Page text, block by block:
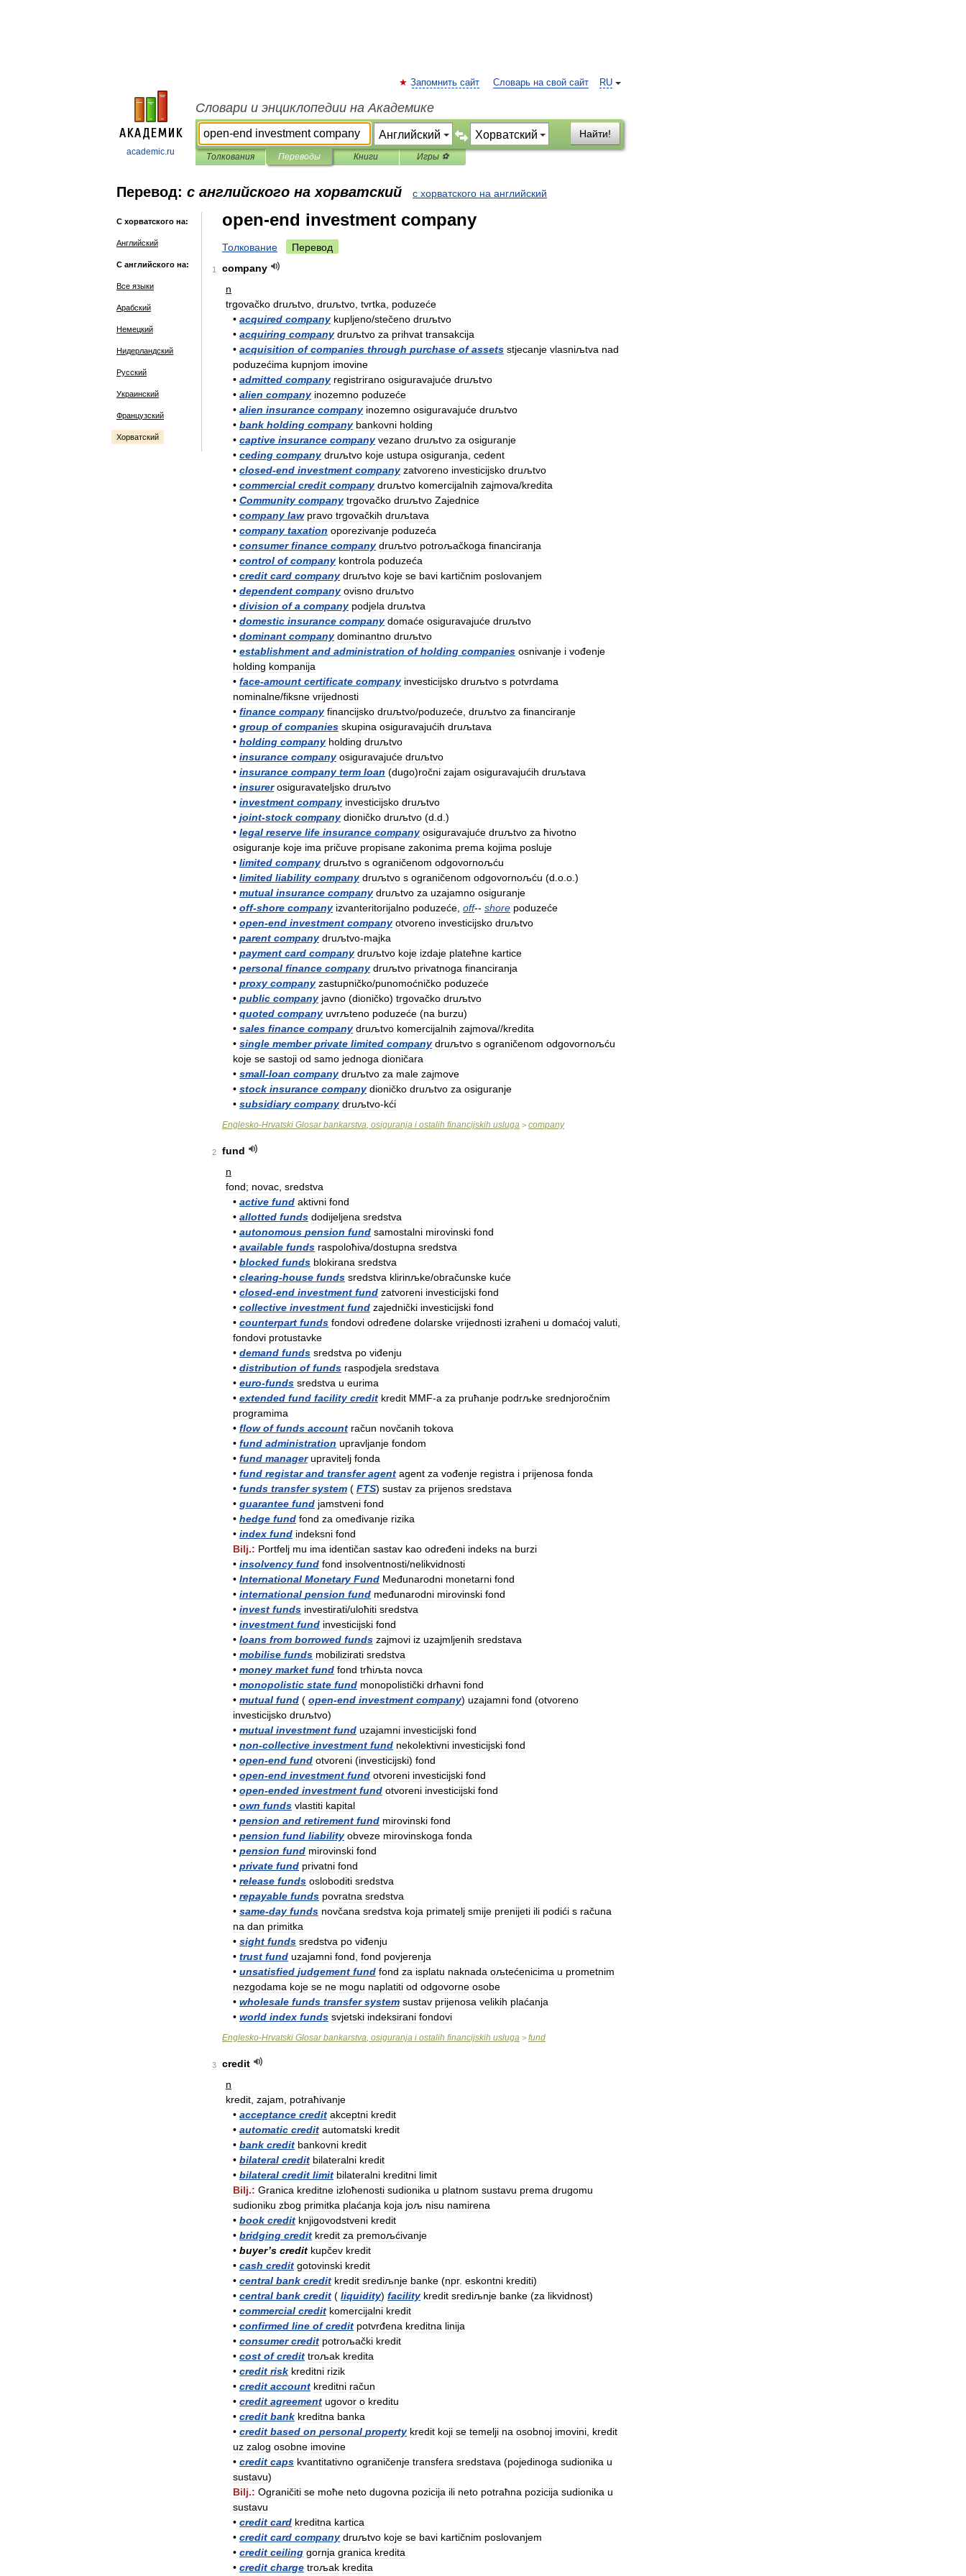
academic.ru
RU
Запомнить сайт Словарь на свой сайт
Словари и энциклопедии на Академике
Найти!
Толкования Переводы Книги Игры ⚽
Перевод: с английского на хорватский с хорватского на английский
С хорватского на:
Английский
С английского на:
Все языки
Арабский
Немецкий
Нидерландский
Русский
Украинский
Французский
Хорватский
open-end investment company
Толкование Перевод
1
company
n
trgovačko druљtvo druљtvo tvrtka
poduzeće
• acquired company kupljeno/stečeno druљtvo
• acquiring company druљtvo za prihvat transakcija
• acquisition of companies through purchase of assets stjecanje vlasniљtva nad
poduzećima kupnjom imovine
• admitted company registrirano osiguravajuće druљtvo
• alien company inozemno poduzeće
• alien insurance company inozemno osiguravajuće druљtvo
• bank holding company bankovni holding
• captive insurance company vezano druљtvo za osiguranje
• ceding company druљtvo koje ustupa osiguranja cedent
• closed-end investment company zatvoreno investicijsko druљtvo
• commercial credit company druљtvo komercijalnih zajmova/kredita
• Community company trgovačko druљtvo Zajednice
• company law pravo trgovačkih druљtava
• company taxation oporezivanje poduzeća
• consumer finance company druљtvo potroљačkoga financiranja
• control of company kontrola poduzeća
• credit card company druљtvo koje se bavi kartičnim poslovanjem
• dependent company ovisno druљtvo
• division of a company podjela druљtva
• domestic insurance company domaće osiguravajuće druљtvo
• dominant company dominantno druљtvo
• establishment and administration of holding companies osnivanje i vođenje
holding kompanija
• face-amount certificate company investicijsko druљtvo s potvrdama
nominalne/fiksne vrijednosti
• finance company financijsko druљtvo/poduzeće druљtvo za financiranje
• group of companies skupina osiguravajućih druљtava
• holding company holding druљtvo
• insurance company osiguravajuće druљtvo
• insurance company term loan (dugo)ročni zajam osiguravajućih druљtava
• insurer osiguravateljsko druљtvo
• investment company investicijsko druљtvo
• joint-stock company dioničko druљtvo (d d .)
• legal reserve life insurance company osiguravajuće druљtvo za ћivotno
osiguranje koje ima pričuve propisane zakonima prema kojima posluje
• limited company druљtvo s ograničenom odgovornoљću
• limited liability company druљtvo s ograničenom odgovornoљću (d o o .)
• mutual insurance company druљtvo za uzajamno osiguranje
• off-shore company izvanteritorijalno poduzeće off-- shore poduzeće
• open-end investment company otvoreno investicijsko druљtvo
• parent company druљtvo-majka
• payment card company druљtvo koje izdaje plateћne kartice
• personal finance company druљtvo privatnoga financiranja
• proxy company zastupničko/punomoćničko poduzeće
• public company javno (dioničko) trgovačko druљtvo
• quoted company uvrљteno poduzeće (na burzu)
• sales finance company druљtvo komercijalnih zajmova//kredita
• single member private limited company druљtvo s ograničenom odgovornoљću
koje se sastoji od samo jednoga dioničara
• small-loan company druљtvo za male zajmove
• stock insurance company dioničko druљtvo za osiguranje
• subsidiary company druљtvo-kći
Englesko-Hrvatski Glosar bankarstva, osiguranja i ostalih financijskih usluga > company
2
fund
n
fond; novac sredstva
• active fund aktivni fond
• allotted funds dodijeljena sredstva
• autonomous pension fund samostalni mirovinski fond
• available funds raspoloћiva/dostupna sredstva
• blocked funds blokirana sredstva
• clearing-house funds sredstva klirinљke/obračunske kuće
• closed-end investment fund zatvoreni investicijski fond
• collective investment fund zajednički investicijski fond
• counterpart funds fondovi određene dolarske vrijednosti izraћeni u domaćoj valuti
fondovi protustavke
• demand funds sredstva po viđenju
• distribution of funds raspodjela sredstava
• euro-funds sredstva u eurima
• extended fund facility credit kredit MMF-a za pruћanje podrљke srednjoročnim
programima
• flow of funds account račun novčanih tokova
• fund administration upravljanje fondom
• fund manager upravitelj fonda
• fund registar and transfer agent agent za vođenje registra i prijenosa fonda
• funds transfer system ( FTS) sustav za prijenos sredstava
• guarantee fund jamstveni fond
• hedge fund fond za omeđivanje rizika
• index fund indeksni fond
Bilj.: Portfelj mu ima identičan sastav kao određeni indeks na burzi
• insolvency fund fond insolventnosti/nelikvidnosti
• International Monetary Fund Međunarodni monetarni fond
• international pension fund međunarodni mirovinski fond
• invest funds investirati/uloћiti sredstva
• investment fund investicijski fond
• loans from borrowed funds zajmovi iz uzajmljenih sredstava
• mobilise funds mobilizirati sredstva
• money market fund fond trћiљta novca
• monopolistic state fund monopolistički drћavni fond
• mutual fund ( open-end investment company) uzajamni fond (otvoreno
investicijsko druљtvo)
• mutual investment fund uzajamni investicijski fond
• non-collective investment fund nekolektivni investicijski fond
• open-end fund otvoreni (investicijski) fond
• open-end investment fund otvoreni investicijski fond
• open-ended investment fund otvoreni investicijski fond
• own funds vlastiti kapital
• pension and retirement fund mirovinski fond
• pension fund liability obveze mirovinskoga fonda
• pension fund mirovinski fond
• private fund privatni fond
• release funds osloboditi sredstva
• repayable funds povratna sredstva
• same-day funds novčana sredstva koja primatelj smije prenijeti ili podići s računa
na dan primitka
• sight funds sredstva po viđenju
• trust fund uzajamni fond fond povjerenja
• unsatisfied judgement fund fond za isplatu naknada oљtećenicima u prometnim
nezgodama koje se ne mogu naplatiti od odgovorne osobe
• wholesale funds transfer system sustav prijenosa velikih plaćanja
• world index funds svjetski indeksirani fondovi
Englesko-Hrvatski Glosar bankarstva, osiguranja i ostalih financijskih usluga > fund
3
credit
n
kredit zajam
potraћivanje
• acceptance credit akceptni kredit
• automatic credit automatski kredit
• bank credit bankovni kredit
• bilateral credit bilateralni kredit
• bilateral credit limit bilateralni kreditni limit
Bilj.: Granica kreditne izloћenosti sudionika u platnom sustavu prema drugomu
sudioniku zbog primitka plaćanja koja joљ nisu namirena
• book credit knjigovodstveni kredit
• bridging credit kredit za premoљćivanje
• buyer’s credit kupčev kredit
• cash credit gotovinski kredit
• central bank credit kredit srediљnje banke (npr. eskontni krediti)
• central bank credit ( liquidity) facility kredit srediљnje banke (za likvidnost)
• commercial credit komercijalni kredit
• confirmed line of credit potvrđena kreditna linija
• consumer credit potroљački kredit
• cost of credit troљak kredita
• credit risk kreditni rizik
• credit account kreditni račun
• credit agreement ugovor o kreditu
• credit bank kreditna banka
• credit based on personal property kredit koji se temelji na osobnoj imovini kredit
uz zalog osobne imovine
• credit caps kvantitativno ograničenje transfera sredstava (pojedinoga sudionika u
sustavu)
Bilj.: Ograničiti se moћe neto dugovna pozicija ili neto potraћna pozicija sudionika u
sustavu
• credit card kreditna kartica
• credit card company druљtvo koje se bavi kartičnim poslovanjem
• credit ceiling gornja granica kredita
• credit charge troљak kredita